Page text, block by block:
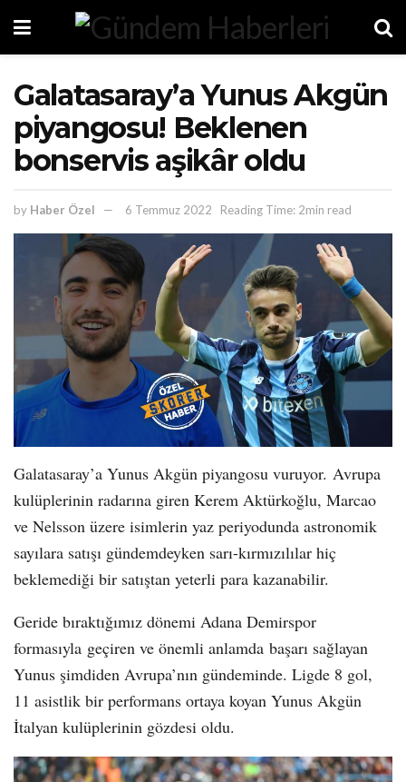
Galatasaray’a Yunus Akgün
piyangosu! Beklenen
bonservis aşikâr oldu
by Haber Özel 6 Temmuz 2022 Reading Time: 2min read
Galatasaray’a Yunus Akgün piyangosu vuruyor. Avrupa
kulüplerinin radarına giren Kerem Aktürkoğlu, Marcao
ve Nelsson üzere isimlerin yaz periyodunda astronomik
sayılara satışı gündemdeyken sarı-kırmızılılar hiç
beklemediği bir satıştan yeterli para kazanabilir.
Geride bıraktığımız dönemi Adana Demirspor
formasıyla geçiren ve önemli anlamda başarı sağlayan
Yunus şimdiden Avrupa’nın gündeminde. Ligde 8 gol,
11 asistlik bir performans ortaya koyan Yunus Akgün
İtalyan kulüplerinin gözdesi oldu.